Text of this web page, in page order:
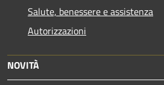
Salute, benessere e assistenza
Autorizzazioni
NOVITÀ